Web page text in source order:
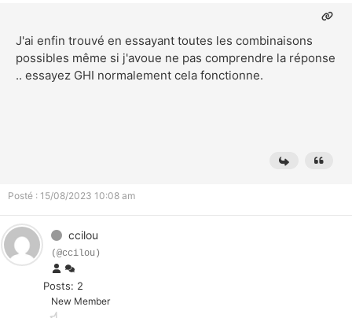
J'ai enfin trouvé en essayant toutes les combinaisons
possibles même si j'avoue ne pas comprendre la réponse
.. essayez GHI normalement cela fonctionne.
Posté : 15/08/2023 10:08 am
ccilou
(@ccilou)
Posts: 2
New Member